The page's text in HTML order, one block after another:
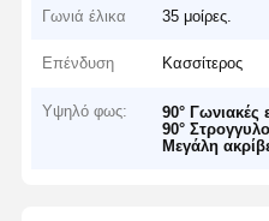
Γωνιά έλικα 35 μοίρες.
Επένδυση Κασσίτερος
Υψηλό φως: 90° Γωνιακές
90°
Μεγάλη